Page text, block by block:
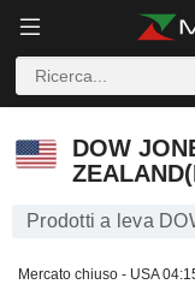
DOW
Prodotti a leva
Mercato chiuso - USA